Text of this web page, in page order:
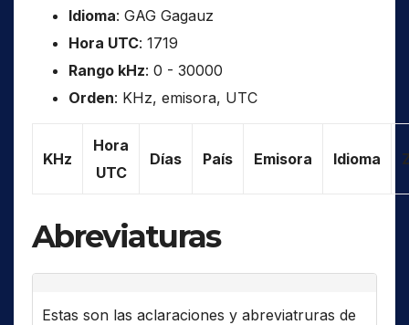
Idioma: GAG Gagauz
Hora UTC: 1719
Rango kHz: 0 - 30000
Orden: KHz, emisora, UTC
KHz
Hora
UTC
Días País Emisora Idioma
Abreviaturas
Estas son las aclaraciones y abreviatruras de